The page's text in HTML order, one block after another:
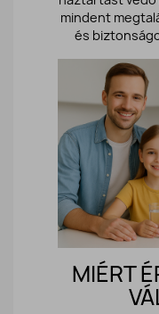
mindent
és
MIÉRT